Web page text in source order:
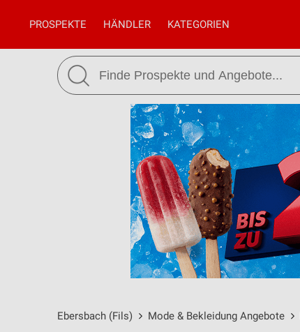
PROSPEKTE HÄNDLER KATEGORIEN
Ebersbach (Fils) Mode & Bekleidung Angebote